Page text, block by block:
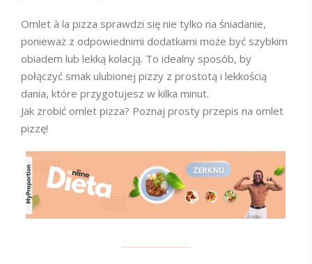
Omlet à la pizza sprawdzi się nie tylko na śniadanie,
ponieważ z odpowiednimi dodatkami może być szybkim
obiadem lub lekką kolacją. To idealny sposób, by
połączyć smak ulubionej pizzy z prostotą i lekkością
dania, które przygotujesz w kilka minut.
Jak zrobić omlet pizza? Poznaj prosty przepis na omlet
pizzę!